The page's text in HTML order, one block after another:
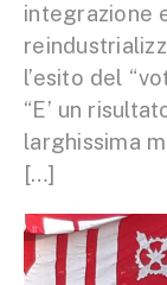
integrazione
l’esito del
“E’ un
larghissima
[…]